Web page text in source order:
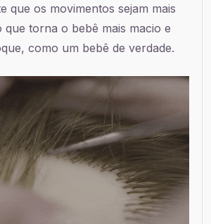
que os movimentos sejam mais
que torna o bebê mais macio e
como um bebê de verdade.